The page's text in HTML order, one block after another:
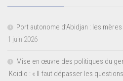
Port autonome d’Abidjan : les
1 juin 2026
Mise en œuvre des politiques du
Koidio : « Il faut dépasser les